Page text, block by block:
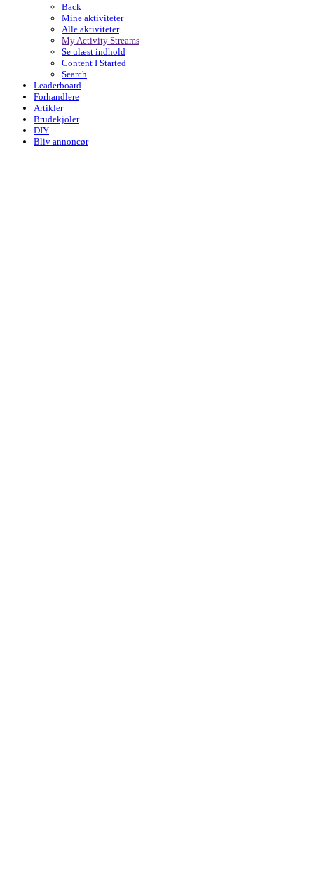
Back
Mine aktiviteter
Alle aktiviteter
My Activity Streams
Se ulæst indhold
Content I Started
Search
Leaderboard
Forhandlere
Artikler
Brudekjoler
DIY
Bliv annoncør